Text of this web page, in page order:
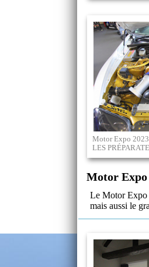
Motor Expo
LES
Motor Expo
Le Motor Expo
mais aussi le